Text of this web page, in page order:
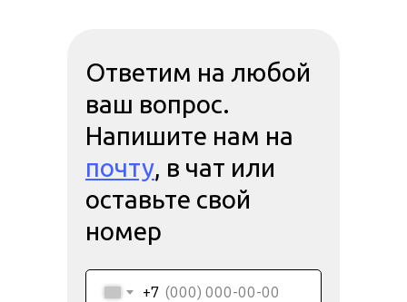
Ответим на любой
ваш вопрос.
Напишите нам на
почту, в чат или
оставьте свой
номер
+7